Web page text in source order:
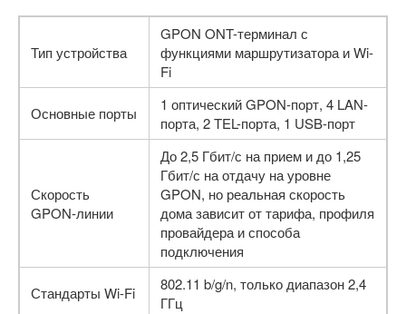
Тип устройства
GPON ONT-терминал с
функциями маршрутизатора и Wi-
Fi
Основные порты
1 оптический GPON-порт, 4 LAN-
порта, 2 TEL-порта, 1 USB-порт
Скорость
GPON-линии
До 2,5 Гбит/с на прием и до 1,25
Гбит/с на отдачу на уровне
GPON, но реальная скорость
дома зависит от тарифа, профиля
провайдера и способа
подключения
Стандарты Wi-Fi
802.11 b/g/n, только диапазон 2,4
ГГц